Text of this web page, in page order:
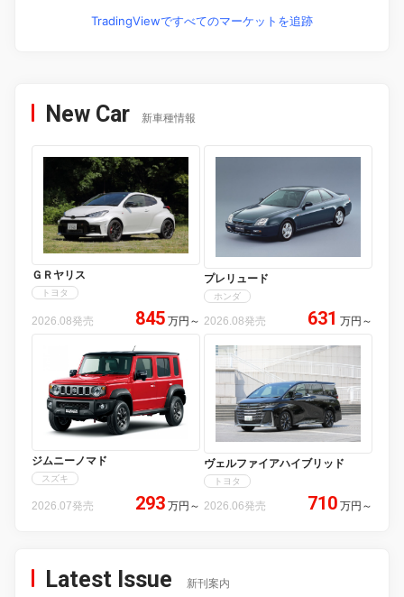
TradingViewですべてのマーケットを追跡
New Car 新車種情報
ＧＲヤリス
トヨタ
2026.08発売 845 万円 ～
プレリュード
ホンダ
2026.08発売 631 万円 ～
ジムニーノマド
スズキ
2026.07発売 293 万円 ～
ヴェルファイアハイブリッド
トヨタ
2026.06発売 710 万円 ～
Latest Issue 新刊案内